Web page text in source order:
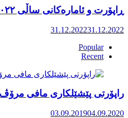
ڕاپۆرت و ئامارەکانی ساڵی ٢٠٢٢زایینی پەیوەست بە خۆکوژی منداڵان لە کوردستان
31.12.202231.12.2022
Popular
Recent
راپۆرتی پێشێلكاری مافی مرۆڤ
03.09.201904.09.2020